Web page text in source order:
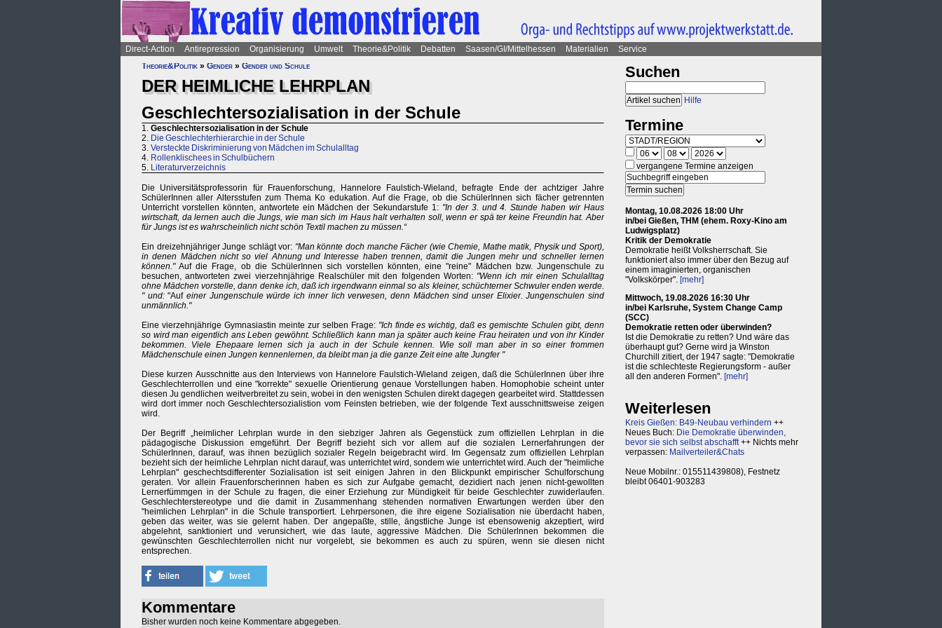
Direct-Action Antirepression Organisierung Umwelt Theorie&Politik Debatten Saasen/GI/Mittelhessen Materialien
Service
Theorie&Politik » Gender » Gender und Schule
DER HEIMLICHE LEHRPLAN
Geschlechtersozialisation in der Schule
1. Geschlechtersozialisation in der Schule
2. Die Geschlechterhierarchie in der Schule
3. Versteckte Diskriminierung von Mädchen im Schulalltag
4. Rollenklischees in Schulbüchern
5. Literaturverzeichnis
Die Universitätsprofessorin für Frauenforschung, Hannelore Faulstich-Wieland, befragte Ende der achtziger Jahre
SchülerInnen aller Altersstufen zum Thema Ko edukation. Auf die Frage, ob die SchülerInnen sich fächer getrennten
Unterricht vorstellen könnten, antwortete ein Mädchen der Sekundarstufe 1: "In der 3. und 4. Stunde haben wir Haus
wirtschaft, da lernen auch die Jungs, wie man sich im Haus halt verhalten soll, wenn er spä ter keine Freundin hat. Aber
für Jungs ist es wahrscheinlich nicht schön Textil machen zu müssen.“
Ein dreizehnjähriger Junge schlägt vor: "Man könnte doch manche Fächer (wie Chemie, Mathe matik, Physik und Sport),
in denen Mädchen nicht so viel Ahnung und Interesse haben trennen, damit die Jungen mehr und schneller lernen
können."Auf die Frage, ob die SchülerInnen sich vorstellen könnten, eine "reine" Mädchen bzw. Jungenschule zu
besuchen, antworteten zwei vierzehnjährige Realschüler mit den folgenden Worten: "Wenn ich mir einen Schulalltag
ohne Mädchen vorstelle, dann denke ich, daß ich irgendwann einmal so als kleiner, schüchterner Schwuler enden werde.
" und:"Aufeiner Jungenschule würde ich inner lich verwesen, denn Mädchen sind unser Elixier. Jungenschulen sind
unmännlich."
Eine vierzehnjährige Gymnasiastin meinte zur selben Frage: "Ich finde es wichtig, daß es gemischte Schulen gibt, denn
so wird man eigentlich ans Leben gewöhnt. Schließlich kann man ja später auch keine Frau heiraten und von ihr Kinder
bekommen. Viele Ehepaare lernen sich ja auch in der Schule kennen. Wie soll man aber in so einer frommen
Mädchenschule einen Jungen kennenlernen, da bleibt man ja die ganze Zeit eine alte Jungfer "
Diese kurzen Ausschnitte aus den Interviews von Hannelore Faulstich-Wieland zeigen, daß die SchülerInnen über ihre
Geschlechterrollen und eine "korrekte" sexuelle Orientierung genaue Vorstellungen haben. Homophobie scheint unter
diesen Ju gendlichen weitverbreitet zu sein, wobei in den wenigsten Schulen direkt dagegen gearbeitet wird. Stattdessen
wird dort immer noch Geschlechtersozialistion vom Feinsten betrieben, wie der folgende Text ausschnittsweise zeigen
wird.
Der Begriff „heimlicher Lehrplan wurde in den siebziger Jahren als Gegenstück zum offiziellen Lehrplan in die
pädagogische Diskussion emgeführt. Der Begriff bezieht sich vor allem auf die sozialen Lernerfahrungen der
SchülerInnen, darauf, was ihnen bezüglich sozialer Regeln beigebracht wird. Im Gegensatz zum offiziellen Lehrplan
bezieht sich der heimliche Lehrplan nicht darauf, was unterrichtet wird, sondem wie unterrichtet wird. Auch der "heimliche
Lehrplan" geschechtsdifferenter Sozialisation ist seit einigen Jahren in den Blickpunkt empirischer Schulforschung
geraten. Vor allein Frauenforscherinnen haben es sich zur Aufgabe gemacht, dezidiert nach jenen nicht-gewollten
Lernerfümmgen in der Schule zu fragen, die einer Erziehung zur Mündigkeit für beide Geschlechter zuwiderlaufen.
Geschlechterstereotype und die damit in Zusammenhang stehenden normativen Erwartungen werden über den
"heimlichen Lehrplan" in die Schule transportiert. Lehrpersonen, die ihre eigene Sozialisation nie überdacht haben,
geben das weiter, was sie gelernt haben. Der angepaßte, stille, ängstliche Junge ist ebensowenig akzeptiert, wird
abgelehnt, sanktioniert und verunsichert, wie das laute, aggressive Mädchen. Die Schülerlnnen bekommen die
gewünschten Geschlechterrollen nicht nur vorgelebt, sie bekommen es auch zu spüren, wenn sie diesen nicht
entsprechen.
Kommentare
Bisher wurden noch keine Kommentare abgegeben.
Suchen
Hilfe
Termine
vergangene Termine anzeigen
Montag, 10.08.2026 18:00 Uhr
in/bei Gießen, THM (ehem. Roxy-Kino am
Ludwigsplatz)
Kritik der Demokratie
Demokratie heißt Volksherrschaft. Sie
funktioniert also immer über den Bezug auf
einem imaginierten, organischen
"Volkskörper". [mehr]
Mittwoch, 19.08.2026 16:30 Uhr
in/bei Karlsruhe, System Change Camp
(SCC)
Demokratie retten oder überwinden?
Ist die Demokratie zu retten? Und wäre das
überhaupt gut? Gerne wird ja Winston
Churchill zitiert, der 1947 sagte: "Demokratie
ist die schlechteste Regierungsform - außer
all den anderen Formen". [mehr]
Weiterlesen
Kreis Gießen: B49-Neubau verhindern ++
Neues Buch: Die Demokratie überwinden,
bevor sie sich selbst abschafft++ Nichts mehr
verpassen: Mailverteiler&Chats
Neue Mobilnr.: 015511439808), Festnetz
bleibt 06401-903283